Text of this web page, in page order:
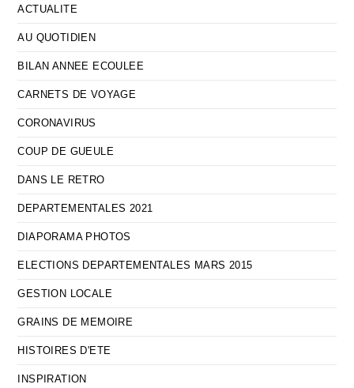
ACTUALITE
AU QUOTIDIEN
BILAN ANNEE ECOULEE
CARNETS DE VOYAGE
CORONAVIRUS
COUP DE GUEULE
DANS LE RETRO
DEPARTEMENTALES 2021
DIAPORAMA PHOTOS
ELECTIONS DEPARTEMENTALES MARS 2015
GESTION LOCALE
GRAINS DE MEMOIRE
HISTOIRES D'ETE
INSPIRATION